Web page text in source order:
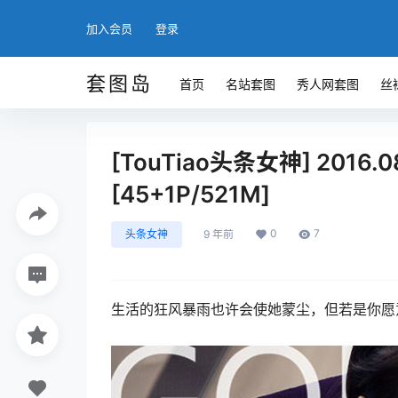
加入会员 登录
套图岛 首页 名站套图 秀人网套图 丝
[TouTiao头条女神]
[45+1P/521M]
头条女神 9 年前 0 7
生活的狂风暴雨也许会使她蒙尘，但若是你